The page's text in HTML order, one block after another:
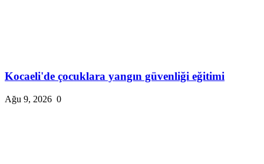
Kocaeli'de çocuklara yangın güvenliği eğitimi
Ağu 9, 2026 0